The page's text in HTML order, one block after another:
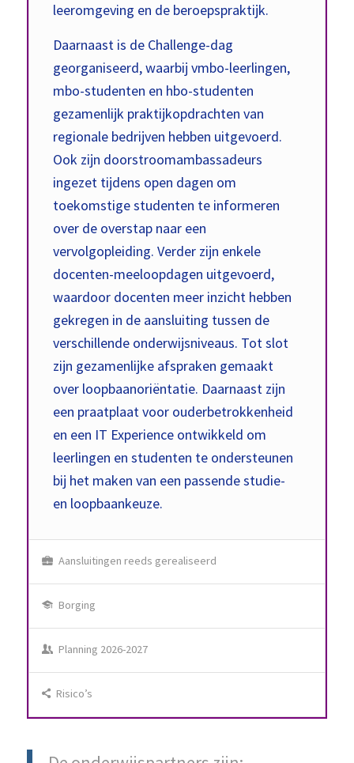
leeromgeving en de beroepspraktijk.
Daarnaast is de Challenge-dag
georganiseerd, waarbij vmbo-leerlingen,
mbo-studenten en hbo-studenten
gezamenlijk praktijkopdrachten van
regionale bedrijven hebben uitgevoerd.
Ook zijn doorstroomambassadeurs
ingezet tijdens open dagen om
toekomstige studenten te informeren
over de overstap naar een
vervolgopleiding. Verder zijn enkele
docenten-meeloopdagen uitgevoerd,
waardoor docenten meer inzicht hebben
gekregen in de aansluiting tussen de
verschillende onderwijsniveaus. Tot slot
zijn gezamenlijke afspraken gemaakt
over loopbaanoriëntatie. Daarnaast zijn
een praatplaat voor ouderbetrokkenheid
en een IT Experience ontwikkeld om
leerlingen en studenten te ondersteunen
bij het maken van een passende studie-
en loopbaankeuze.
Aansluitingen reeds gerealiseerd
Borging
Planning 2026-2027
Risico’s